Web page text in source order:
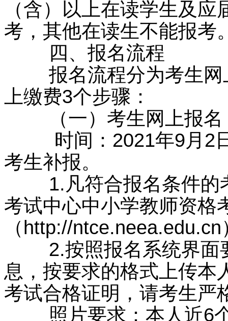
（含）以上在读学生及
考，其他在读生不能报考
四、报名流程
报名流程分为考生网
上缴费3个步骤：
（一）考生网上报名
时间：2021年9月2日
考生补报。
1.凡符合报名条件的
考试中心中小学教师资格
（http://
2.按照报名系统界面
息，按要求的格式上传本
考试合格证明，请考生严
照片要求：本人近6个